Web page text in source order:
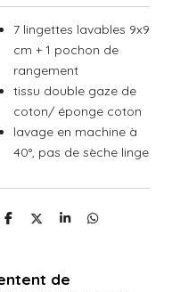
7 lingettes lavables 9x9
cm + 1 pochon de
rangement
tissu double gaze de
coton/ éponge coton
lavage en machine à
40°, pas de sèche linge
P
g
P
g
P
g
P
de